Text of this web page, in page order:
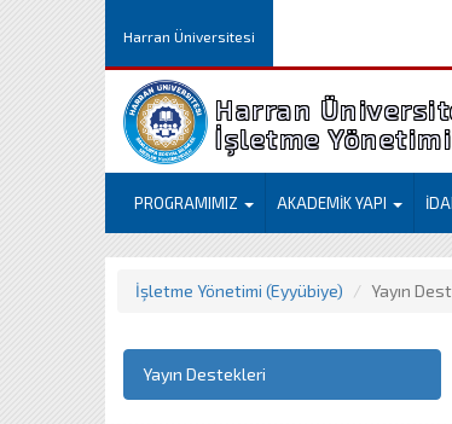
Harran Üniversitesi
Harran
PROGRAMIMIZ AKADEMİK YAPI
İşletme Yönetimi (Eyyübiye) Yayın
Yayın Destekleri